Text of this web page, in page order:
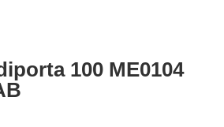
100 ME0104